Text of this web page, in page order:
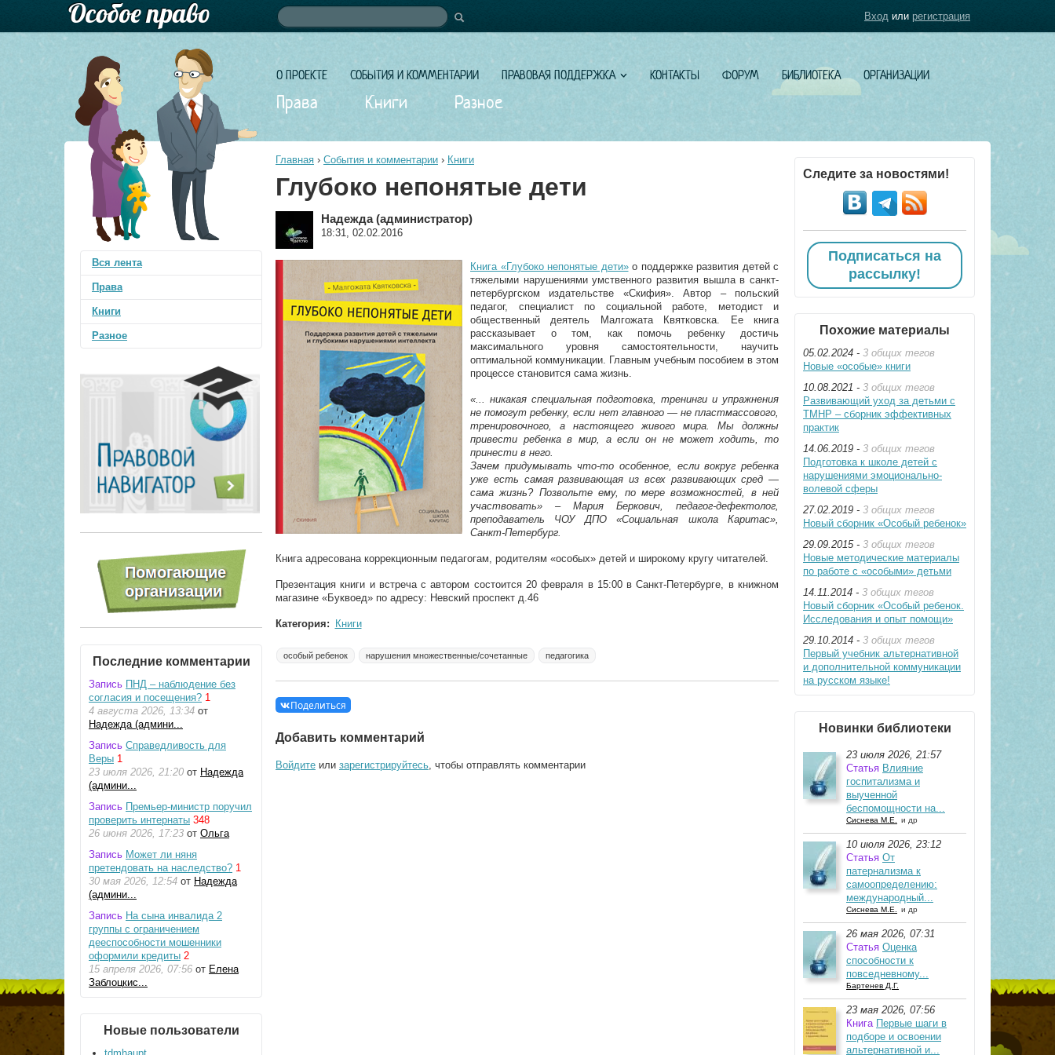
О ПРОЕКТЕ СОБЫТИЯ И КОММЕНТАРИИ ПРАВОВАЯ ПОДДЕРЖКА КОНТАКТЫ ФОРУМ БИБЛИОТЕКА ОРГАНИЗАЦИИ
Права Книги Разное
Форма поиска
Поиск Вход или регистрация
Главная › События и комментарии › Книги
Глубоко непонятые дети
Надежда (администратор)
18:31, 02.02.2016
Книга «Глубоко непонятые дети»о поддержке развития детей с
тяжелыми нарушениями умственного развития вышла в санкт-
петербургском издательстве «Скифия». Автор – польский
педагог, специалист по социальной работе, методист и
общественный деятель Малгожата Квятковска. Ее книга
рассказывает о том, как помочь ребенку достичь
максимального уровня самостоятельности, научить
оптимальной коммуникации. Главным учебным пособием в этом
процессе становится сама жизнь.
«... никакая специальная подготовка, тренинги и упражнения
не помогут ребенку, если нет главного — не пластмассового,
тренировочного, а настоящего живого мира. Мы должны
привести ребенка в мир, а если он не может ходить, то
принести в него.
Зачем придумывать что-то особенное, если вокруг ребенка
уже есть самая развивающая из всех развивающих сред —
сама жизнь? Позвольте ему, по мере возможностей, в ней
участвовать» – Мария Беркович, педагог-дефектолог,
преподаватель ЧОУ ДПО «Социальная школа Каритас»,
Санкт-Петербург.
Книга адресована коррекционным педагогам, родителям «особых» детей и широкому кругу читателей.
Презентация книги и встреча с автором состоится 20 февраля в 15:00 в Санкт-Петербурге, в книжном
магазине «Буквоед» по адресу: Невский проспект д.46
Категория: Книги
особый ребенок нарушения множественные/сочетанные педагогика
Поделиться
Добавить комментарий
Войдите или зарегистрируйтесь , чтобы отправлять комментарии
Вся лента
Права
Книги
Разное
Последние комментарии
Запись ПНД – наблюдение без
согласия и посещения? 1
4 августа 2026, 13:34 от
Надежда (админи...
Запись Справедливость для
Веры 1
23 июля 2026, 21:20 от Надежда
(админи...
Запись Премьер-министр поручил
проверить интернаты 348
26 июня 2026, 17:23 от Ольга
Запись Может ли няня
претендовать на наследство? 1
30 мая 2026, 12:54 от Надежда
(админи...
Запись На сына инвалида 2
группы с ограничением
дееспособности мошенники
оформили кредиты 2
15 апреля 2026, 07:56 от Елена
Заблоцкис...
Новые пользователи
Следите за новостями!
Подписаться на
рассылку!
Похожие материалы
05.02.2024 - 3 общих тегов
Новые «особые» книги
10.08.2021 - 3 общих тегов
Развивающий уход за детьми с
ТМНР – сборник эффективных
практик
14.06.2019 - 3 общих тегов
Подготовка к школе детей с
нарушениями эмоционально-
волевой сферы
27.02.2019 - 3 общих тегов
Новый сборник «Особый ребенок»
29.09.2015 - 3 общих тегов
Новые методические материалы
по работе с «особыми» детьми
14.11.2014 - 3 общих тегов
Новый сборник «Особый ребенок.
Исследования и опыт помощи»
29.10.2014 - 3 общих тегов
Первый учебник альтернативной
и дополнительной коммуникации
на русском языке!
Новинки библиотеки
23 июля 2026, 21:57
Статья Влияние
госпитализма и
выученной
беспомощности на...
Сиснева М.Е. и др
10 июля 2026, 23:12
Статья От
патернализма к
самоопределению:
международный...
Сиснева М.Е. и др
26 мая 2026, 07:31
Статья Оценка
способности к
повседневному...
Бартенев Д.Г.
23 мая 2026, 07:56
Книга Первые шаги в
подборе и освоении
альтернативной и...